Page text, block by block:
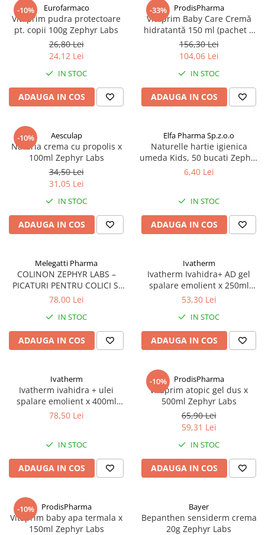
-10% Eurofarmaco
Vitaprim pudra protectoare
pt. copii 100g Zephyr Labs
26,80 Lei
24,12 Lei
IN STOC
ADAUGA IN COS
-33% ProdisPharma
Vitaprim Baby Care Cremă
hidratantă 150 ml (pachet 3
buc) Zephyr Labs
156,30 Lei
104,06 Lei
IN STOC
ADAUGA IN COS
-10% Aesculap
Naturia crema cu propolis x
100ml Zephyr Labs
34,50 Lei
31,05 Lei
IN STOC
ADAUGA IN COS
Elfa Pharma Sp.z.o.o
Naturelle hartie igienica
umeda Kids, 50 bucati Zephyr
Labs
6,40 Lei
IN STOC
ADAUGA IN COS
Melegatti Pharma
COLINON ZEPHYR LABS –
PICATURI PENTRU COLICI SI
DIGESTIE USOARA
78,00 Lei
IN STOC
ADAUGA IN COS
Ivatherm
Ivatherm Ivahidra+ AD gel
spalare emolient x 250ml
Zephyr Labs
53,30 Lei
IN STOC
ADAUGA IN COS
Ivatherm
Ivatherm ivahidra + ulei
spalare emolient x 400ml
Zephyr Labs
78,50 Lei
IN STOC
ADAUGA IN COS
-10% ProdisPharma
Vitaprim atopic gel dus x
500ml Zephyr Labs
65,90 Lei
59,31 Lei
IN STOC
ADAUGA IN COS
-10% ProdisPharma
Vitaprim baby apa termala x
150ml Zephyr Labs
Bayer
Bepanthen sensiderm crema
20g Zephyr Labs